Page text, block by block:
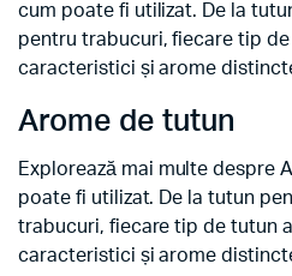
cum poate fi utilizat. De la
pentru trabucuri, fiecare tip
caracteristici și arome
Arome de tutun
Explorează mai multe despre
poate fi utilizat. De la tutun
trabucuri, fiecare tip de tutun
caracteristici și arome